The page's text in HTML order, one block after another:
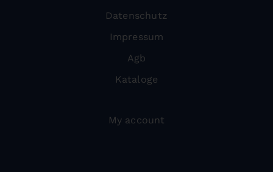
Datenschutz
Impressum
Agb
Kataloge
My account